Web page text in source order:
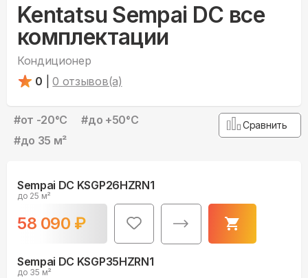
Kentatsu Sempai DC все
комплектации
Кондиционер
0
0 отзывов(а)
#от -20°С #до +50°С
#до 35 м²
Сравнить
Sempai DC KSGP26HZRN1
до 25 м²
58 090 ₽
Sempai DC KSGP35HZRN1
до 35 м²